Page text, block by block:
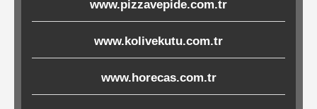
Tepsi
Altlıkları
&
Amerikan
Servisler
www.pizzavepide.com.tr
www.kolivekutu.com.tr
www.horecas.com.tr